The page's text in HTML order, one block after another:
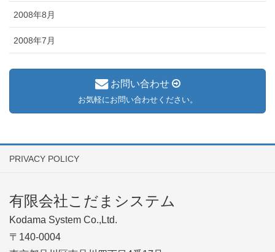
2008年8月
2008年7月
お問い合わせ
お気軽にお問い合わせください。
PRIVACY POLICY
有限会社こだまシステム
Kodama System Co.,Ltd.
〒140-0004